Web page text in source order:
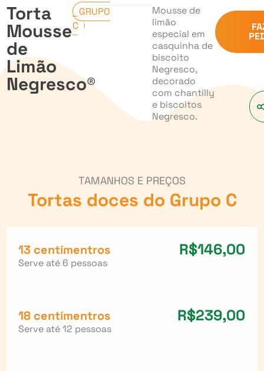
Torta
Mousse
de
Limão
Negresco®
GRUPO
C
Mousse de
limão
especial em
casquinha de
biscoito
Negresco,
decorado
com chantilly
e biscoitos
Negresco.
TAMANHOS E PREÇOS
Tortas doces do Grupo C
13 centímentros R$146,00
Serve até 6 pessoas
18 centímentros R$239,00
Serve até 12 pessoas